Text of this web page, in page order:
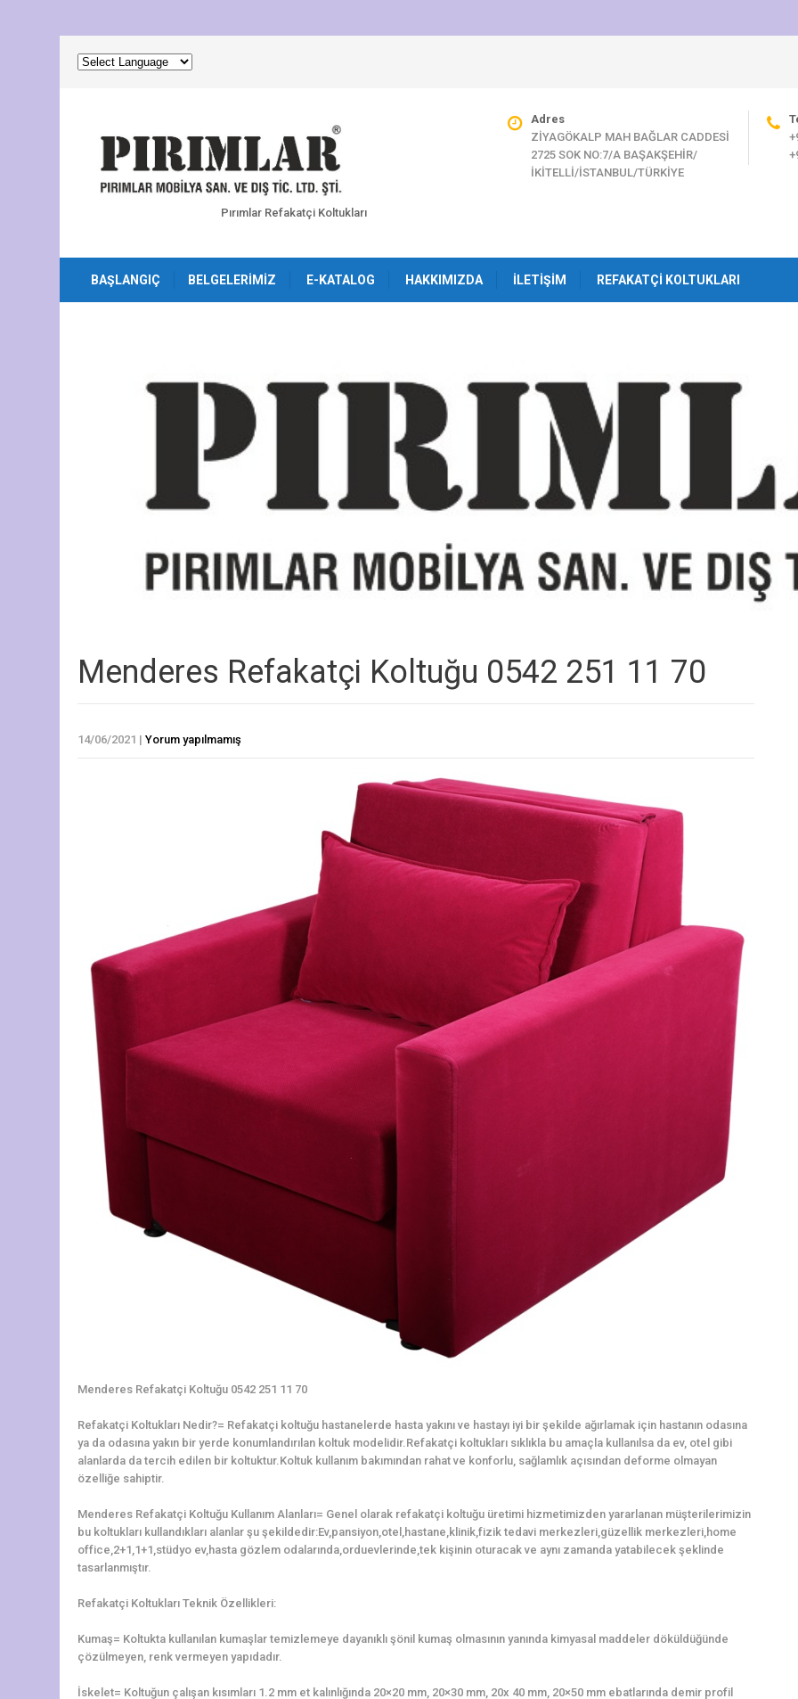
Pırımlar Refakatçi Koltukları
Adres
ZİYAGÖKALP MAH BAĞLAR CADDESİ
2725 SOK NO:7/A BAŞAKŞEHİR/
İKİTELLİ/İSTANBUL/TÜRKİYE
BAŞLANGIÇ BELGELERIMIZ E-KATALOG HAKKIMIZDA İLETIŞIM REFAKATÇI KOLTUKLARI
Menderes Refakatçi Koltuğu 0542 251 11 70
14/06/2021 | Yorum yapılmamış
Menderes Refakatçi Koltuğu 0542 251 11 70
Refakatçi Koltukları Nedir?= Refakatçi koltuğu hastanelerde hasta yakını ve hastayı iyi bir şekilde ağırlamak için hastanın odasına
ya da odasına yakın bir yerde konumlandırılan koltuk modelidir.Refakatçi koltukları sıklıkla bu amaçla kullanılsa da ev, otel gibi
alanlarda da tercih edilen bir koltuktur.Koltuk kullanım bakımından rahat ve konforlu, sağlamlık açısından deforme olmayan
özelliğe sahiptir.
Menderes Refakatçi Koltuğu Kullanım Alanları= Genel olarak refakatçi koltuğu üretimi hizmetimizden yararlanan müşterilerimizin
bu koltukları kullandıkları alanlar şu şekildedir:Ev,pansiyon,otel,hastane,klinik,fizik tedavi merkezleri,güzellik merkezleri,home
office,2+1,1+1,stüdyo ev,hasta gözlem odalarında,orduevlerinde,tek kişinin oturacak ve aynı zamanda yatabilecek şeklinde
tasarlanmıştır.
Refakatçi Koltukları Teknik Özellikleri:
Kumaş= Koltukta kullanılan kumaşlar temizlemeye dayanıklı şönil kumaş olmasının yanında kimyasal maddeler döküldüğünde
çözülmeyen, renk vermeyen yapıdadır.
İskelet= Koltuğun çalışan kısımları 1.2 mm et kalınlığında 20×20 mm, 20×30 mm, 20x 40 mm, 20×50 mm ebatlarında demir profil